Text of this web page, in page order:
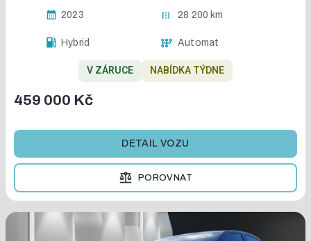
2023 28 200 km
Hybrid Automat
V ZÁRUCE NABÍDKA TÝDNE
459 000 Kč
POROVNAT
DETAIL VOZU